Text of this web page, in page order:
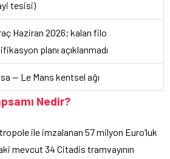
tesisi)
Haziran 2026; kalan filo
planı açıklanmadı
— Le Mans kentsel ağı
Nedir?
ile imzalanan 57 milyon Euro’luk
mevcut 34 Citadis tramvayının